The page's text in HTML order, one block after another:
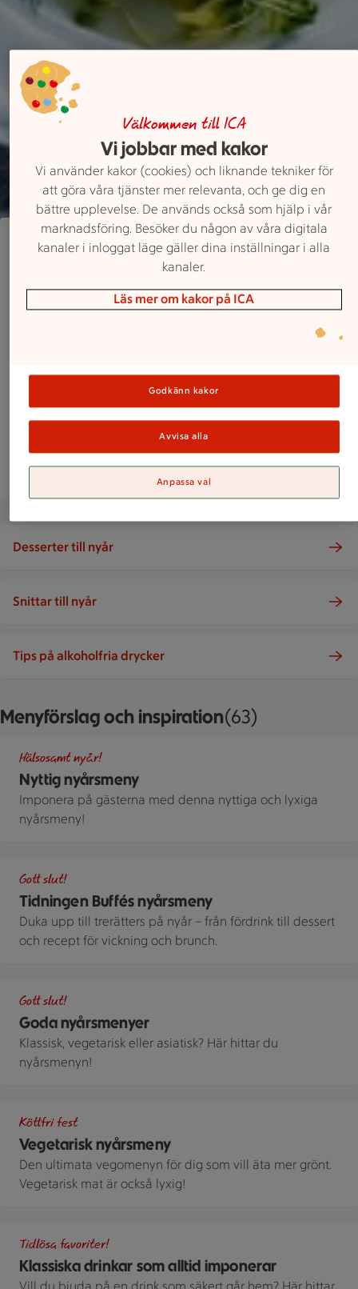
Nyårsmeny
Gott & lyxigt!
middag! Allt från färdiga menyförslag till hur
Desserter till nyår
Snittar till nyår
Tips på alkoholfria drycker
Menyförslag och inspirationVisar 63 stycken
(63)
Nyttig nyårsmeny
Hälsosamt nyår!
Imponera på gästerna med denna nyttiga och lyxiga
nyårsmeny!
Tidningen Buffés nyårsmeny
Gott slut!
Duka upp till trerätters på nyår – från fördrink till dessert
och recept för vickning och brunch.
Goda nyårsmenyer
Gott slut!
Klassisk, vegetarisk eller asiatisk? Här hittar du
nyårsmenyn!
Vegetarisk nyårsmeny
Köttfri fest
Den ultimata vegomenyn för dig som vill äta mer grönt.
Vegetarisk mat är också lyxig!
Klassiska drinkar som alltid imponerar
Tidlösa favoriter!
Välkommen till ICA
Vi jobbar med kakor
Vi använder kakor (cookies) och liknande tekniker för
att göra våra tjänster mer relevanta, och ge dig en
bättre upplevelse. De används också som hjälp i vår
marknadsföring. Besöker du någon av våra digitala
kanaler i inloggat läge gäller dina inställningar i alla
kanaler.
Läs mer om kakor på ICA
Godkänn kakor
Avvisa alla
Anpassa val